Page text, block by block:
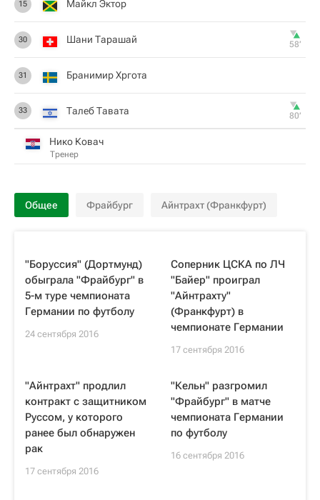
15 Майкл Эктор
30 Шани Тарашай 58‎’‎
31 Бранимир Хргота
33 Талеб Тавата 80‎’‎
Нико Ковач
Тренер
Общее Фрайбург Айнтрахт (Франкфурт)
"Боруссия" (Дортмунд)
обыграла "Фрайбург" в
5-м туре чемпионата
Германии по футболу
24 сентября 2016
Соперник ЦСКА по ЛЧ
"Байер" проиграл
"Айнтрахту"
(Франкфурт) в
чемпионате Германии
17 сентября 2016
"Айнтрахт" продлил
контракт с защитником
Руссом, у которого
ранее был обнаружен
рак
17 сентября 2016
"Кельн" разгромил
"Фрайбург" в матче
чемпионата Германии
по футболу
16 сентября 2016